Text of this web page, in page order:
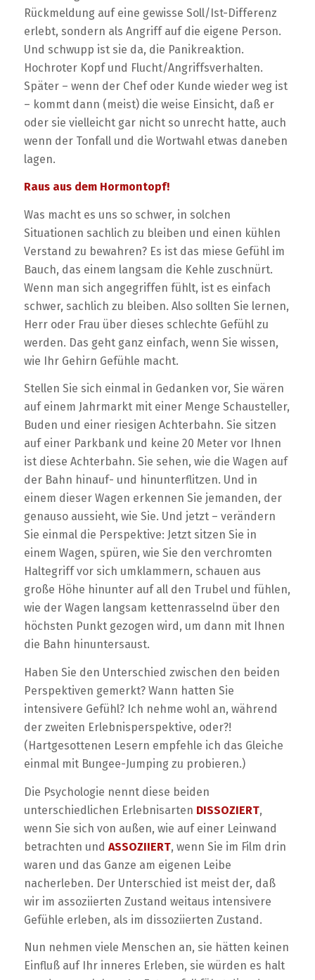
Rückmeldung auf eine gewisse Soll/Ist-Differenz
erlebt, sondern als Angriff auf die eigene Person.
Und schwupp ist sie da, die Panikreaktion.
Hochroter Kopf und Flucht/Angriffsverhalten.
Später – wenn der Chef oder Kunde wieder weg ist
– kommt dann (meist) die weise Einsicht, daß er
oder sie vielleicht gar nicht so unrecht hatte, auch
wenn der Tonfall und die Wortwahl etwas daneben
lagen.
Raus aus dem Hormontopf!
Was macht es uns so schwer, in solchen
Situationen sachlich zu bleiben und einen kühlen
Verstand zu bewahren? Es ist das miese Gefühl im
Bauch, das einem langsam die Kehle zuschnürt.
Wenn man sich angegriffen fühlt, ist es einfach
schwer, sachlich zu bleiben. Also sollten Sie lernen,
Herr oder Frau über dieses schlechte Gefühl zu
werden. Das geht ganz einfach, wenn Sie wissen,
wie Ihr Gehirn Gefühle macht.
Stellen Sie sich einmal in Gedanken vor, Sie wären
auf einem Jahrmarkt mit einer Menge Schausteller,
Buden und einer riesigen Achterbahn. Sie sitzen
auf einer Parkbank und keine 20 Meter vor Ihnen
ist diese Achterbahn. Sie sehen, wie die Wagen auf
der Bahn hinauf- und hinunterflitzen. Und in
einem dieser Wagen erkennen Sie jemanden, der
genauso aussieht, wie Sie. Und jetzt – verändern
Sie einmal die Perspektive: Jetzt sitzen Sie in
einem Wagen, spüren, wie Sie den verchromten
Haltegriff vor sich umklammern, schauen aus
große Höhe hinunter auf all den Trubel und fühlen,
wie der Wagen langsam kettenrasselnd über den
höchsten Punkt gezogen wird, um dann mit Ihnen
die Bahn hinuntersaust.
Haben Sie den Unterschied zwischen den beiden
Perspektiven gemerkt? Wann hatten Sie
intensivere Gefühl? Ich nehme wohl an, während
der zweiten Erlebnisperspektive, oder?!
(Hartgesottenen Lesern empfehle ich das Gleiche
einmal mit Bungee-Jumping zu probieren.)
Die Psychologie nennt diese beiden
unterschiedlichen Erlebnisarten DISSOZIERT,
wenn Sie sich von außen, wie auf einer Leinwand
betrachten und ASSOZIIERT, wenn Sie im Film drin
waren und das Ganze am eigenen Leibe
nacherleben. Der Unterschied ist meist der, daß
wir im assoziierten Zustand weitaus intensivere
Gefühle erleben, als im dissoziierten Zustand.
Nun nehmen viele Menschen an, sie hätten keinen
Einfluß auf Ihr inneres Erleben, sie würden es halt